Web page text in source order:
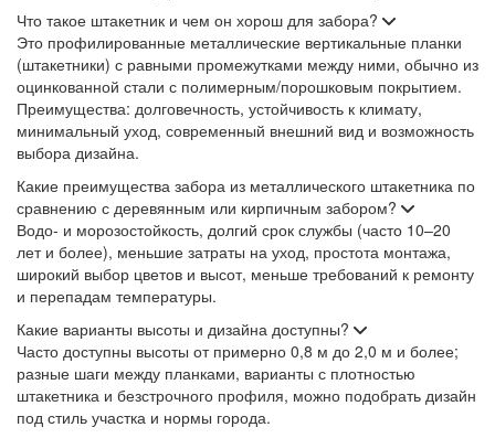
Что такое штакетник и чем он хорош для забора?
Это профилированные металлические вертикальные планки
(штакетники) с равными промежутками между ними, обычно из
оцинкованной стали с полимерным/порошковым покрытием.
Преимущества: долговечность, устойчивость к климату,
минимальный уход, современный внешний вид и возможность
выбора дизайна.
Какие преимущества забора из металлического штакетника по
сравнению с деревянным или кирпичным забором?
Водо- и морозостойкость, долгий срок службы (часто 10–20
лет и более), меньшие затраты на уход, простота монтажа,
широкий выбор цветов и высот, меньше требований к ремонту
и перепадам температуры.
Какие варианты высоты и дизайна доступны?
Часто доступны высоты от примерно 0,8 м до 2,0 м и более;
разные шаги между планками, варианты с плотностью
штакетника и безстрочного профиля, можно подобрать дизайн
под стиль участка и нормы города.